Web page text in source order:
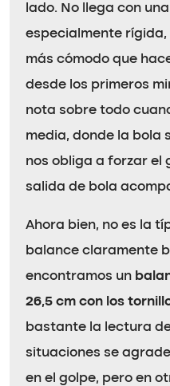
lado. No llega con
especialmente
más cómodo que
desde los primeros
nota sobre todo
media, donde la bola
nos obliga a forzar el
salida de bola
Ahora bien, no es la
balance claramente
encontramos un
26,5 cm con los
bastante la lectura
situaciones se
en el golpe, pero en